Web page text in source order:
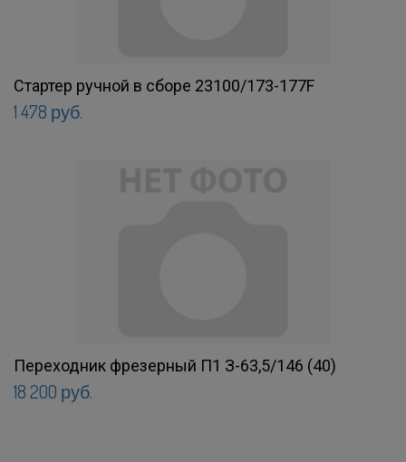
Стартер ручной в сборе 23100/173-177F
1 478 руб.
Переходник фрезерный П1 З-63,5/146 (40)
18 200 руб.